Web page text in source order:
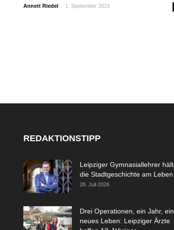
Annett Riedel - 1. September 2019
REDAKTIONSTIPP
Leipziger Gymnasiallehrer hält
die Stadtgeschichte am Leben
28. Juli 2026
Drei Operationen, ein Jahr, ein
neues Leben: Leipziger Ärzte